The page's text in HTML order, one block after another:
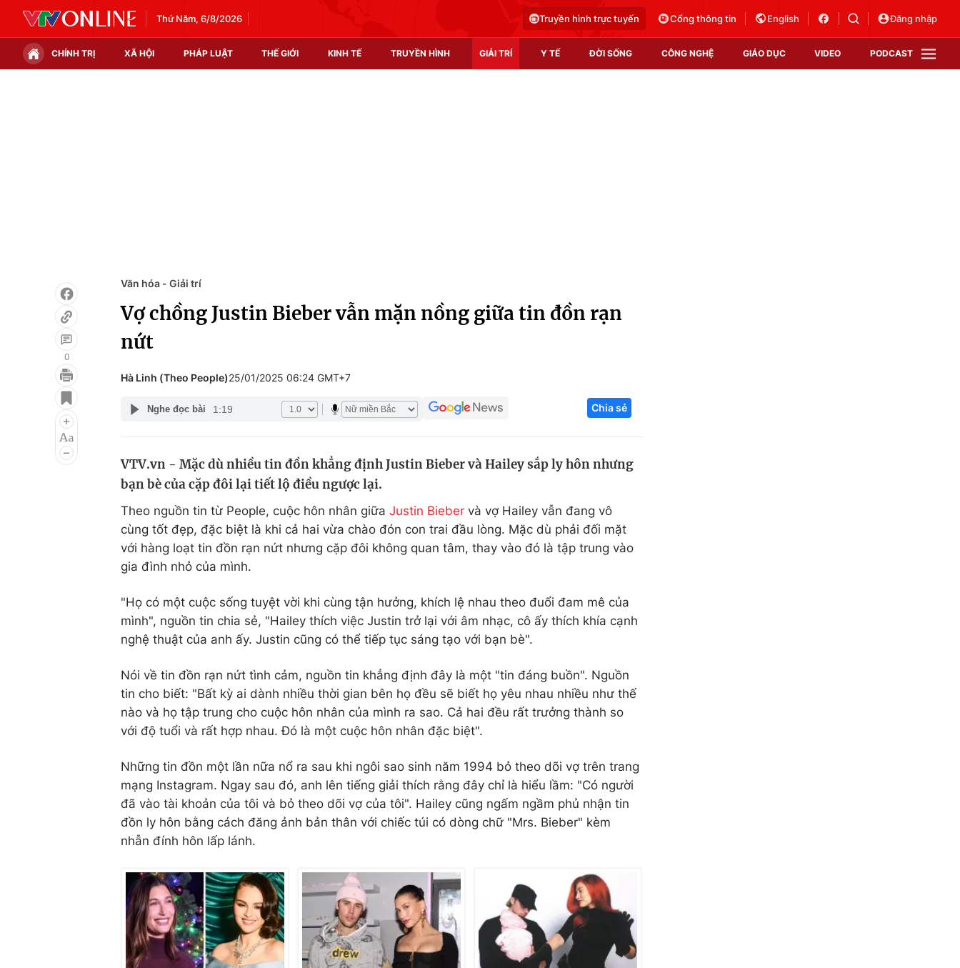
Thứ Năm, 6/8/2026 Truyền hình trực tuyến Cổng thông tin English Đăng nhập
CHÍNH TRỊ XÃ HỘI PHÁP LUẬT THẾ GIỚI KINH TẾ TRUYỀN HÌNH GIẢI TRÍ Y TẾ ĐỜI SỐNG CÔNG NGHỆ GIÁO DỤC VIDEO PODCAST
Infographic
Điện ảnh
Âm nhạc
Du lịch
Chất lượng cuộc sống
Tuyển sinh
Hitech Công nghệ tương lai
Thị trường
0
Văn hóa - Giải trí
Vợ chồng Justin Bieber vẫn mặn nồng giữa tin đồn rạn
nứt
Hà Linh (Theo People)25/01/2025 06:24 GMT+7
Nghe đọc bài 1:19 Chia sẻ
VTV.vn - Mặc dù nhiều tin đồn khẳng định Justin Bieber và Hailey sắp ly hôn nhưng
bạn bè của cặp đôi lại tiết lộ điều ngược lại.
Theo nguồn tin từ People, cuộc hôn nhân giữa Justin Bieber và vợ Hailey vẫn đang vô
cùng tốt đẹp, đặc biệt là khi cả hai vừa chào đón con trai đầu lòng. Mặc dù phải đối mặt
với hàng loạt tin đồn rạn nứt nhưng cặp đôi không quan tâm, thay vào đó là tập trung vào
gia đình nhỏ của mình.
"Họ có một cuộc sống tuyệt vời khi cùng tận hưởng, khích lệ nhau theo đuổi đam mê của
mình", nguồn tin chia sẻ, "Hailey thích việc Justin trở lại với âm nhạc, cô ấy thích khía cạnh
nghệ thuật của anh ấy. Justin cũng có thể tiếp tục sáng tạo với bạn bè".
Nói về tin đồn rạn nứt tình cảm, nguồn tin khẳng định đây là một "tin đáng buồn". Nguồn
tin cho biết: "Bất kỳ ai dành nhiều thời gian bên họ đều sẽ biết họ yêu nhau nhiều như thế
nào và họ tập trung cho cuộc hôn nhân của mình ra sao. Cả hai đều rất trưởng thành so
với độ tuổi và rất hợp nhau. Đó là một cuộc hôn nhân đặc biệt".
Những tin đồn một lần nữa nổ ra sau khi ngôi sao sinh năm 1994 bỏ theo dõi vợ trên trang
mạng Instagram. Ngay sau đó, anh lên tiếng giải thích rằng đây chỉ là hiểu lầm: "Có người
đã vào tài khoản của tôi và bỏ theo dõi vợ của tôi". Hailey cũng ngấm ngầm phủ nhận tin
đồn ly hôn bằng cách đăng ảnh bản thân với chiếc túi có dòng chữ "Mrs. Bieber" kèm
nhẫn đính hôn lấp lánh.